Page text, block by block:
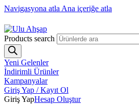
Navigasyona atla Ana içeriğe atla
Products search
Yeni Gelenler
İndirimli Ürünler
Kampanyalar
Giriş Yap / Kayıt Ol
Giriş YapHesap Oluştur